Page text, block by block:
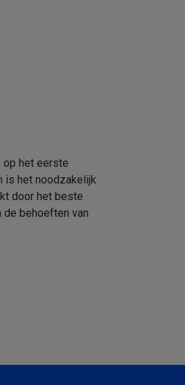
op het eerste
is het noodzakelijk
door het beste
de behoeften van